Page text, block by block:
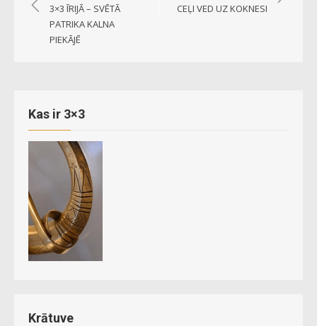
navigation
3×3 ĪRIJĀ – SVĒTĀ
PATRIKA KALNA
PIEKĀJĒ
CEĻI VED UZ KOKNESI
Kas ir 3×3
Krātuve